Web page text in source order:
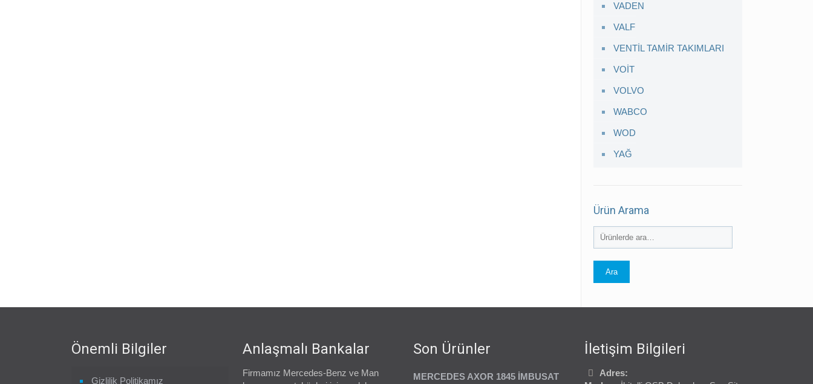
VADEN
VALF
VENTİL TAMİR TAKIMLARI
VOİT
VOLVO
WABCO
WOD
YAĞ
Ürün Arama
Ara
Önemli Bilgiler
Gizlilik Politikamız
Anlaşmalı Bankalar
Firmamız Mercedes-Benz ve Man
Son Ürünler
MERCEDES AXOR 1845 İMBUSAT
İletişim Bilgileri
Adres: